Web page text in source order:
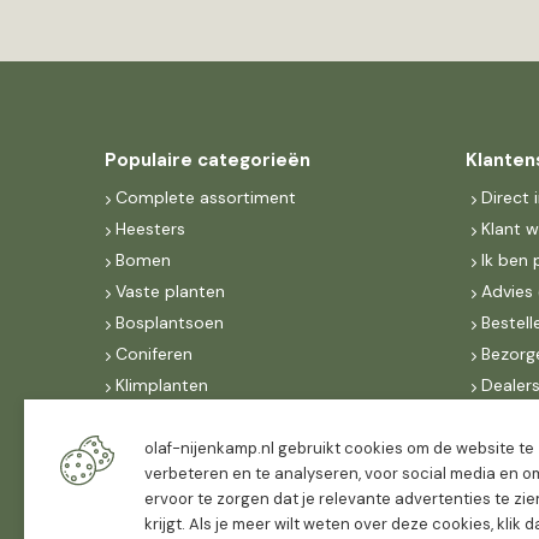
Populaire categorieën
Complete assortiment
Heesters
Bomen
Vaste planten
Bosplantsoen
Coniferen
Klimplanten
Dak, lei- & vormbomen
Dealers
Direct
Klant
Ik ben
Dealers
FAQ
olaf-nijenkamp.nl gebruikt cookies om de website te
verbeteren en te analyseren, voor social media en
ervoor te zorgen dat je relevante advertenties te
krijgt. Als je meer wilt weten over deze cookies, klik